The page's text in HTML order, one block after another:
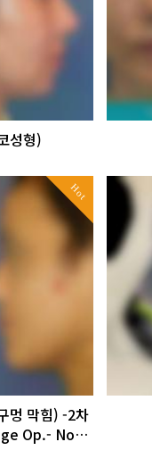
성형)
Hot
멍 막힘) -2차
Op.- No…